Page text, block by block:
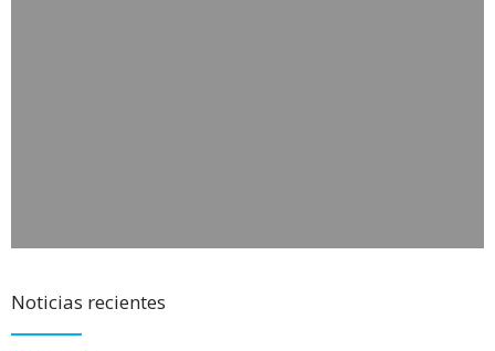
Noticias recientes